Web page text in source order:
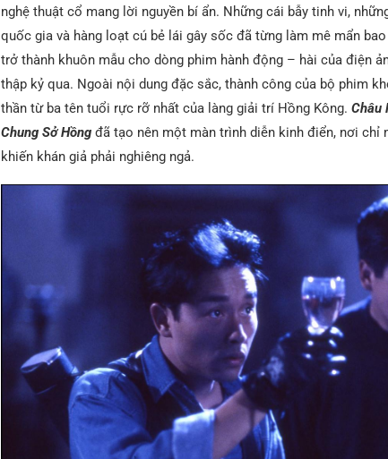
nghệ thuật cổ mang lời nguyền bí ẩn. Những cái bẫy tinh vi,
quốc gia và hàng loạt cú bẻ lái gây sốc đã từng làm mê mẩn
trở thành khuôn mẫu cho dòng phim hành động – hài của điện
thập kỷ qua. Ngoài nội dung đặc sắc, thành công của bộ phim
thần từ ba tên tuổi rực rỡ nhất của làng giải trí Hồng Kông. Châu
Chung Sở Hồngđã tạo nên một màn trình diễn kinh điển, nơi chỉ
khiến khán giả phải nghiêng ngả.